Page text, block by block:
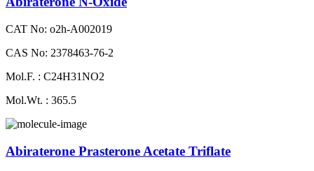
CAT No: o2h-A002019
CAS No: 2378463-76-2
Mol.F. : C24H31NO2
Mol.Wt. : 365.5
Abiraterone Prasterone Acetate Triflate